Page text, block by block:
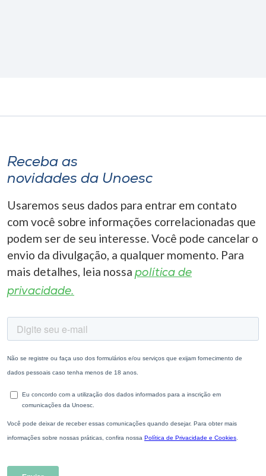
Receba as
novidades da Unoesc
Usaremos seus dados para entrar em contato
com você sobre informações correlacionadas que
podem ser de seu interesse. Você pode cancelar o
envio da divulgação, a qualquer momento. Para
mais detalhes, leia nossa política de
privacidade.